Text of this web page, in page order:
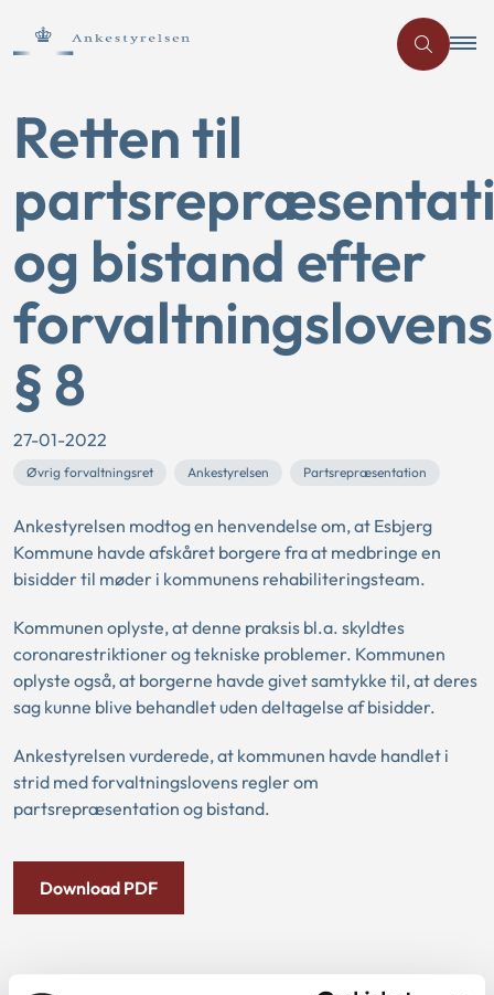
Retten til
og bistand efter
forvaltningslovens
§ 8
27-01-2022
Øvrig forvaltningsret Ankestyrelsen Partsrepræsentation
Ankestyrelsen modtog en henvendelse om, at Esbjerg
Kommune havde afskåret borgere fra at medbringe en
bisidder til møder i kommunens rehabiliteringsteam.
Kommunen oplyste, at denne praksis bl.a. skyldtes
coronarestriktioner og tekniske problemer. Kommunen
oplyste også, at borgerne havde givet samtykke til, at deres
sag kunne blive behandlet uden deltagelse af bisidder.
Ankestyrelsen vurderede, at kommunen havde handlet i
strid med forvaltningslovens regler om
partsrepræsentation og bistand.
Download PDF